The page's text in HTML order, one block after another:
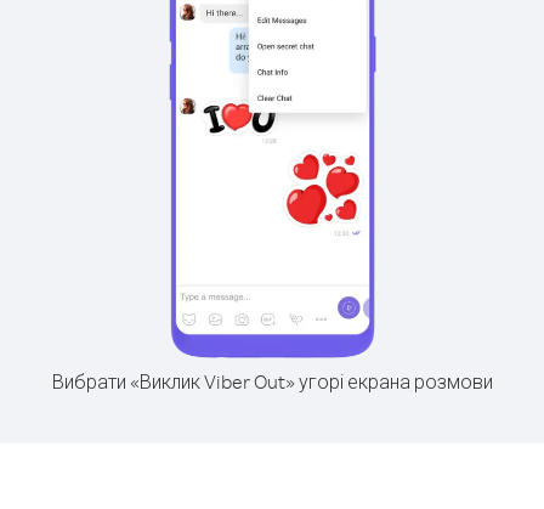
Вибрати «Виклик Viber Out» угорі екрана розмови